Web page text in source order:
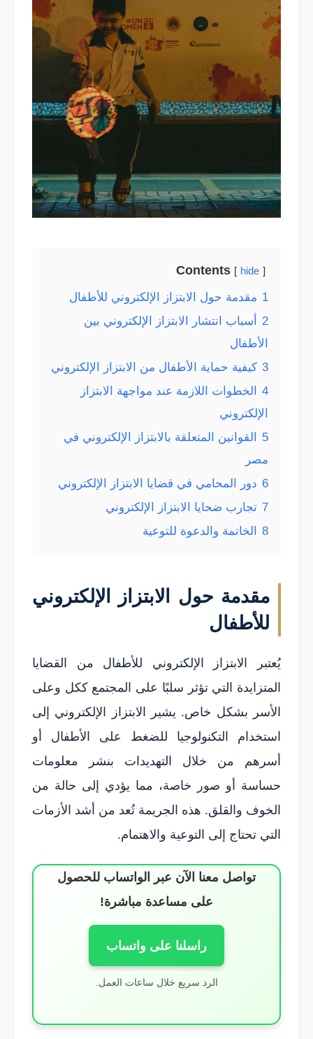
Contents hide
1 مقدمة حول الابتزاز الإلكتروني للأطفال
2
أسباب انتشار الابتزاز الإلكتروني بين
الأطفال
3 كيفية حماية الأطفال من الابتزاز الإلكتروني
4
الخطوات اللازمة عند مواجهة الابتزاز
الإلكتروني
5
القوانين المتعلقة بالابتزاز الإلكتروني في
مصر
6 دور المحامي في قضايا الابتزاز الإلكتروني
7 تجارب ضحايا الابتزاز الإلكتروني
8
الخاتمة والدعوة للتوعية
مقدمة حول الابتزاز الإلكتروني
للأطفال
يُعتبر الابتزاز الإلكتروني للأطفال من القضايا
المتزايدة التي تؤثر سلبًا على المجتمع ككل وعلى
الأسر بشكل خاص. يشير الابتزاز الإلكتروني إلى
استخدام التكنولوجيا للضغط على الأطفال أو
أسرهم من خلال التهديدات بنشر معلومات
حساسة أو صور خاصة، مما يؤدي إلى حالة من
الخوف والقلق. هذه الجريمة تُعد من أشد الأزمات
التي تحتاج إلى التوعية والاهتمام.
تواصل معنا الآن عبر الواتساب للحصول
على مساعدة مباشرة!
راسلنا على واتساب
الرد سريع خلال ساعات العمل.